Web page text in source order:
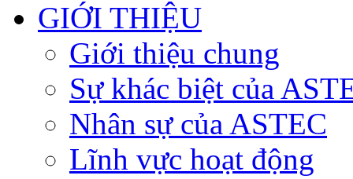
GIỚI THIỆU
Giới thiệu chung
Sự khác biệt của
Nhân sự của ASTEC
Lĩnh vực hoạt động